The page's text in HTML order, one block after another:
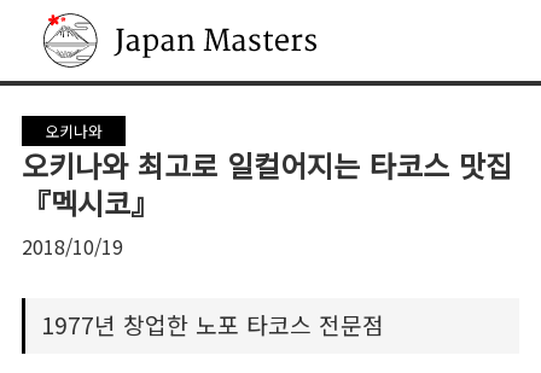
Japan Masters
오키나와
오키나와 최고로 일컬어지는 타코스 맛집
『멕시코』
2018/10/19
1977년 창업한 노포 타코스 전문점